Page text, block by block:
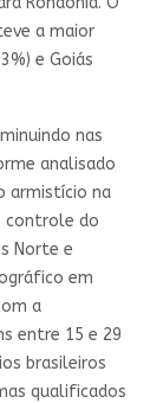
a maior
e Goiás
nas
analisado
armistício na
controle do
Norte e
em
a
entre 15 e 29
brasileiros
qualificados